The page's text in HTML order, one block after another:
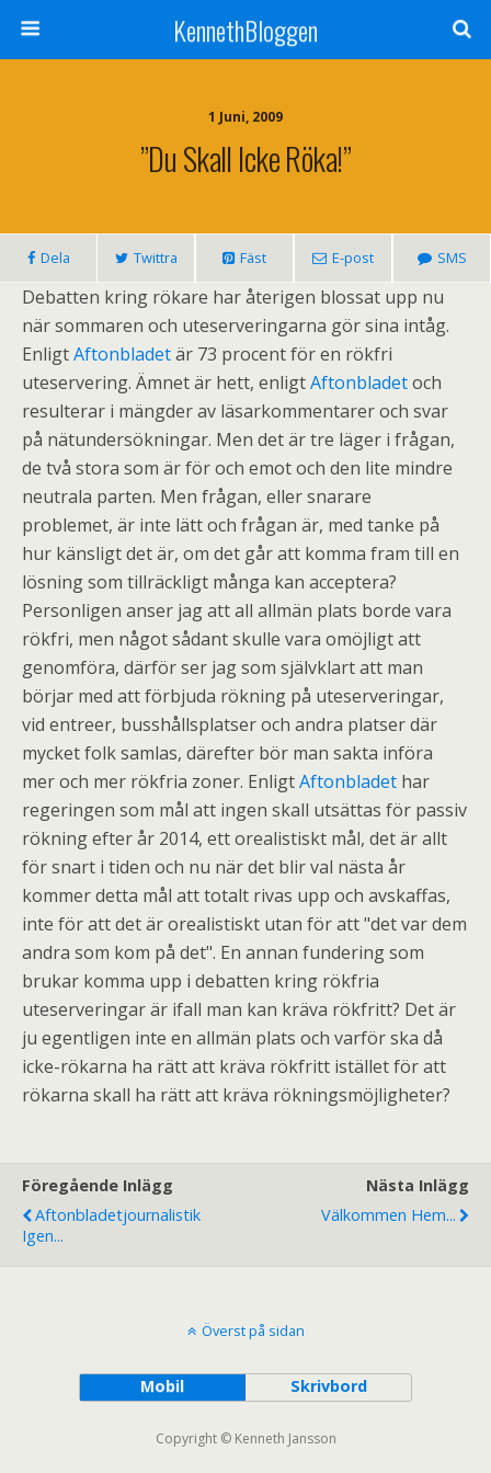
KennethBloggen
1 Juni, 2009
”Du Skall Icke Röka!”
Dela Twittra Fäst E-post SMS
Debatten kring rökare har återigen blossat upp nu
när sommaren och uteserveringarna gör sina intåg.
EnligtAftonbladetär 73 procent för en rökfri
uteservering. Ämnet är hett, enligtAftonbladetoch
resulterar i mängder av läsarkommentarer och svar
på nätundersökningar. Men det är tre läger i frågan,
de två stora som är för och emot och den lite mindre
neutrala parten. Men frågan, eller snarare
problemet, är inte lätt och frågan är, med tanke på
hur känsligt det är, om det går att komma fram till en
lösning som tillräckligt många kan acceptera?
Personligen anser jag att all allmän plats borde vara
rökfri, men något sådant skulle vara omöjligt att
genomföra, därför ser jag som självklart att man
börjar med att förbjuda rökning på uteserveringar,
vid entreer, busshållsplatser och andra platser där
mycket folk samlas, därefter bör man sakta införa
mer och mer rökfria zoner. EnligtAftonbladet har
regeringen som mål att ingen skall utsättas för passiv
rökning efter år 2014, ett orealistiskt mål, det är allt
för snart i tiden och nu när det blir val nästa år
kommer detta mål att totalt rivas upp och avskaffas,
inte för att det är orealistiskt utan för att "det var dem
andra som kom på det". En annan fundering som
brukar komma upp i debatten kring rökfria
uteserveringar är ifall man kan kräva rökfritt? Det är
ju egentligen inte en allmän plats och varför ska då
icke-rökarna ha rätt att kräva rökfritt istället för att
rökarna skall ha rätt att kräva rökningsmöjligheter?
Föregående Inlägg
Aftonbladetjournalistik
Igen...
Nästa Inlägg
Välkommen Hem...
Överst på sidan
Mobil Skrivbord
Copyright © Kenneth Jansson